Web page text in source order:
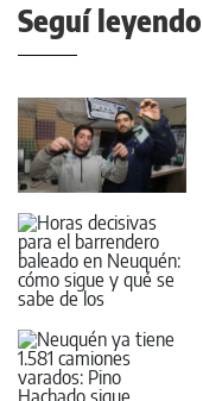
Seguí leyendo